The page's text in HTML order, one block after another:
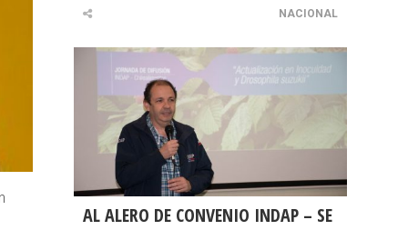
NACIONAL
AL ALERO DE CONVENIO INDAP – SE